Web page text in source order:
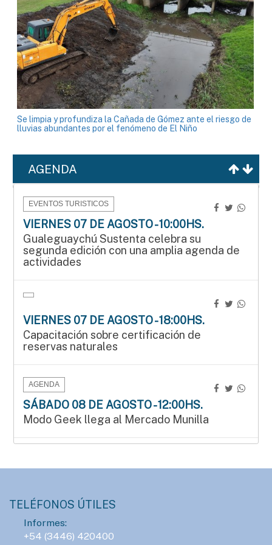
Se limpia y profundiza la Cañada de Gómez ante el riesgo de
lluvias abundantes por el fenómeno de El Niño
AGENDA
EVENTOS TURISTICOS
VIERNES 07 DE AGOSTO - 10:00HS.
Gualeguaychú Sustenta celebra su
segunda edición con una amplia agenda de
actividades
VIERNES 07 DE AGOSTO - 18:00HS.
Capacitación sobre certificación de
reservas naturales
AGENDA
SÁBADO 08 DE AGOSTO - 12:00HS.
Modo Geek llega al Mercado Munilla
TELÉFONOS ÚTILES
Informes:
+54 (3446) 420400